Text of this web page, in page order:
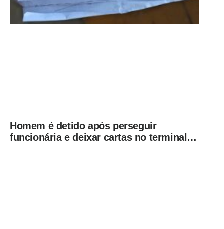
Homem é detido após perseguir
funcionária e deixar cartas no terminal